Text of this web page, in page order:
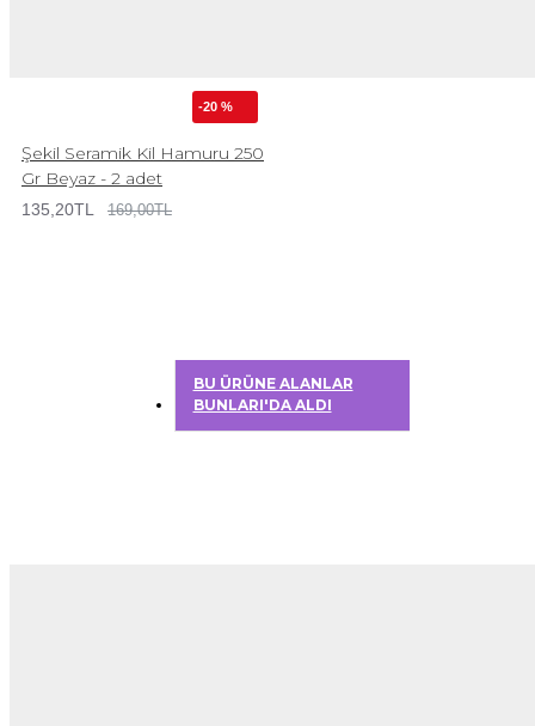
-20 %
Şekil Seramik Kil Hamuru 250
Gr Beyaz - 2 adet
135,20TL 169,00TL
BU ÜRÜNE ALANLAR
BUNLARI'DA ALDI